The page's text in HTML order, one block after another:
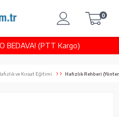
BEDAVA! (PTT Kargo)
0
ve Kıraat Eğitimi Hafızlık Rehberi